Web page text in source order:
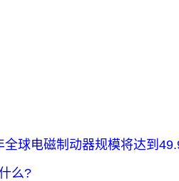
球电磁制动器规模将达到
么?